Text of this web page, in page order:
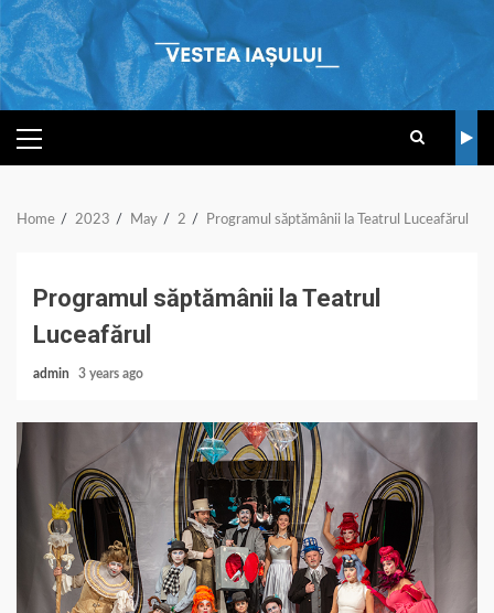
Skip
to
content
PRIMARY
MENU
Home 2023 May 2 Programul săptămânii la Teatrul Luceafărul
Programul săptămânii la Teatrul
Luceafărul
admin 3 years ago